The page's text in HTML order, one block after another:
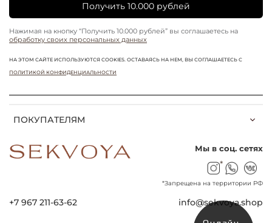
ПОКУПАТЕЛЯМ
Получить 10.000 рублей
Нажимая на кнопку “Получить 10.000 рублей” вы соглашаетесь на
обработку своих персональных данных
НА ЭТОМ САЙТЕ ИСПОЛЬЗУЮТСЯ COOKIES. ОСТАВАЯСЬ НА НЕМ, ВЫ СОГЛАШАЕТЕСЬ С
ПОЛИТИКОЙ КОНФИДЕНЦИАЛЬНОСТИ
+7 967 211-63-62 info@sekvoya.shop
Мы в соц. сетях
*
*Запрещена на территории РФ